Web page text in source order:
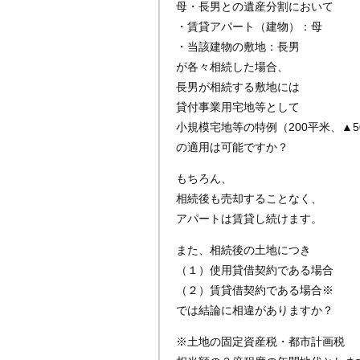
母・長男との遺産分割において
・賃貸アパート（建物）：母
・当該建物の敷地：長男
が各々相続した場合、
長男が相続する敷地には
貸付事業用宅地等として
小規模宅地等の特例（200平米、
の適用は可能ですか？
もちろん、
相続後も売却することなく、
アパートは賃貸し続けます。
また、相続後の土地につき
（１）使用貸借契約である場合
（２）賃貸借契約である場合※
では結論に相違がありますか？
※土地の固定資産税・都市計画税